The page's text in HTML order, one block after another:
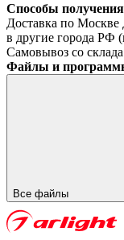
Способы получения
Доставка по Москве
в другие города РФ
Самовывоз со
Файлы и
Все файлы